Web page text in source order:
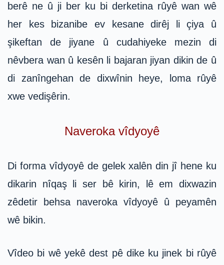
berê ne û ji ber ku bi derketina rûyê wan wê
her kes bizanibe ev kesane dirêj li çiya û
şikeftan de jiyane û cudahiyeke mezin di
nêvbera wan û kesên li bajaran jiyan dikin de û
di zanîngehan de dixwînin heye, loma rûyê
xwe vedişêrin.
Naveroka vîdyoyê
Di forma vîdyoyê de gelek xalên din jî hene ku
dikarin nîqaş li ser bê kirin, lê em dixwazin
zêdetir behsa naveroka vîdyoyê û peyamên
wê bikin.
Vîdeo bi wê yekê dest pê dike ku jinek bi rûyê